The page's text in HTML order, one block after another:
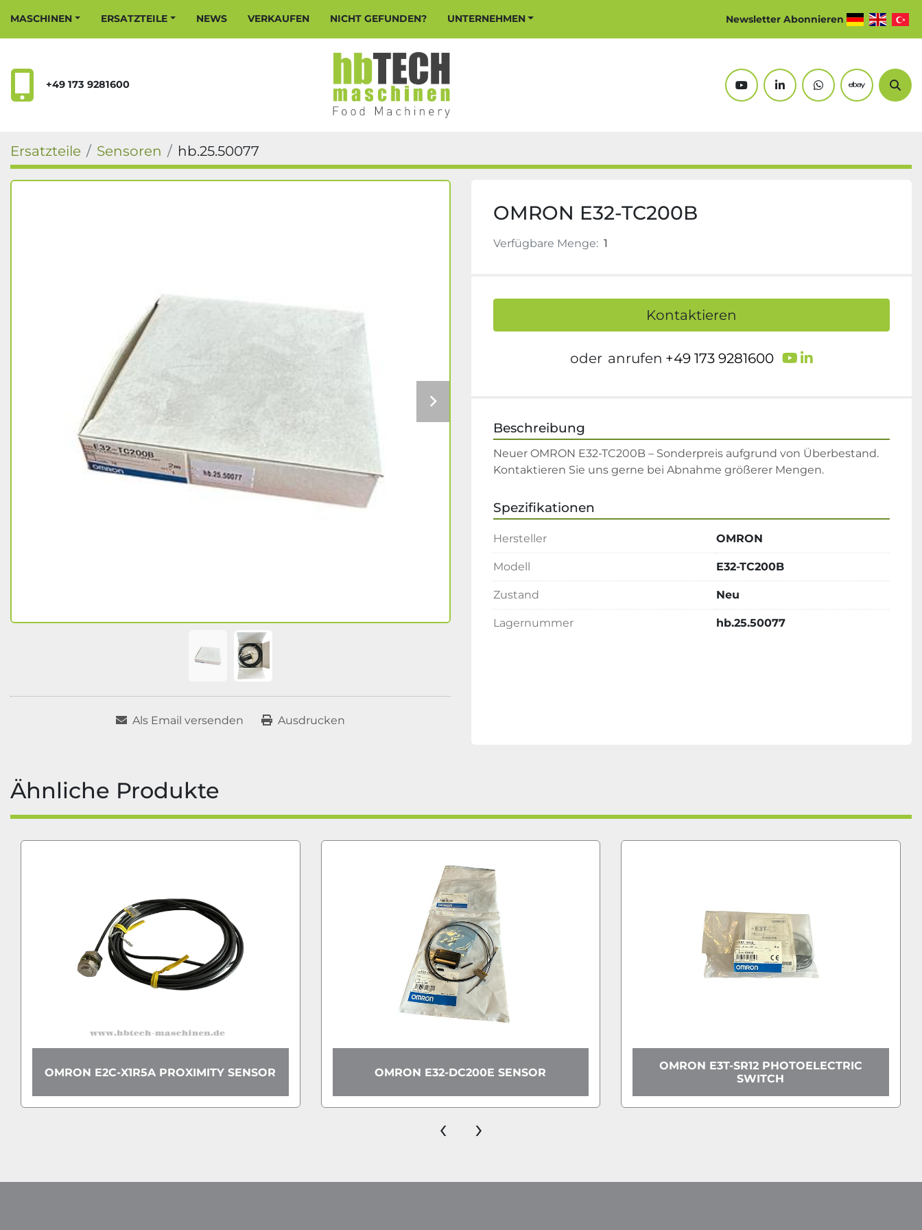
MASCHINEN ERSATZTEILE NEWS VERKAUFEN NICHT GEFUNDEN? UNTERNEHMEN Newsletter Abonnieren
+49 173 9281600
youtubelinkedinwhatsappebay
Ersatzteile Sensoren hb.25.50077
Als Email versenden Ausdrucken
OMRON E32-TC200B
Verfügbare Menge: 1
Kontaktieren
oder anrufen +49 173 9281600 youtube
linkedin
Beschreibung
Neuer OMRON E32-TC200B – Sonderpreis aufgrund von Überbestand.
Kontaktieren Sie uns gerne bei Abnahme größerer Mengen.
Spezifikationen
Hersteller OMRON
Modell E32-TC200B
Zustand Neu
Lagernummer hb.25.50077
Ähnliche Produkte
PROXIMITY SENSOR OMRON E32-DC200E SENSOR
OMRON E3T-SR12 PHOTOELECTRIC
OMRON E3T-
‹ ›